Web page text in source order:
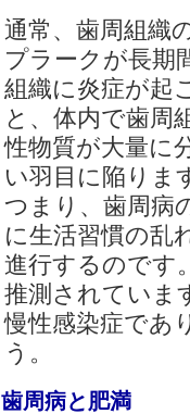
通常、歯周組織
プラークが長期
組織に炎症が起
と、体内で歯周
性物質が大量に
い羽目に陥りま
つまり、歯周病
に生活習慣の乱
進行するのです
推測されていま
慢性感染症であ
う。
歯周病と肥満